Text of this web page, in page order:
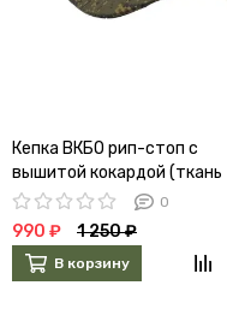
Кепка ВКБО рип-стоп с
вышитой кокардой (ткань
ёлочка)
0
990 ₽ 1 250 ₽
В корзину